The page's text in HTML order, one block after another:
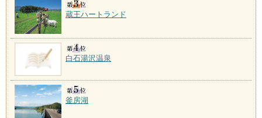
蔵王ハートランド
白石湯沢温泉
釜房湖